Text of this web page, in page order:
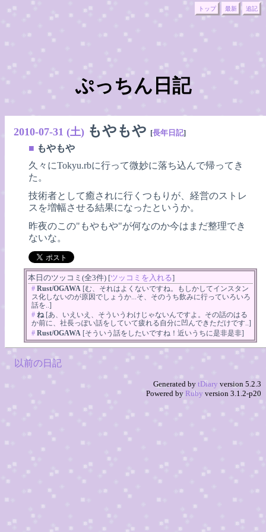
トップ 最新 追記
ぷっちん日記
2010-07-31 (土) もやもや [長年日記]
■ もやもや
久々にTokyu.rbに行って微妙に落ち込んで帰ってき
た。
技術者として癒されに行くつもりが、経営のストレ
スを増幅させる結果になったというか。
昨夜のこの"もやもや"が何なのか今はまだ整理でき
ないな。
本日のツッコミ(全3件) [ツッコミを入れる]
# Rust/OGAWA [む、それはよくないですね。もしかしてインスタン
ス化しないのが原因でしょうか...そ、そのうち飲みに行っていろいろ
話を..]
# ね[あ、いえいえ、そういうわけじゃないんですよ。その話のはる
か前に、社長っぽい話をしていて疲れる自分に凹んできただけです..]
# Rust/OGAWA [そういう話をしたいですね！近いうちに是非是非]
以前の日記
Generated by tDiary version 5.2.3
Powered by Ruby version 3.1.2-p20